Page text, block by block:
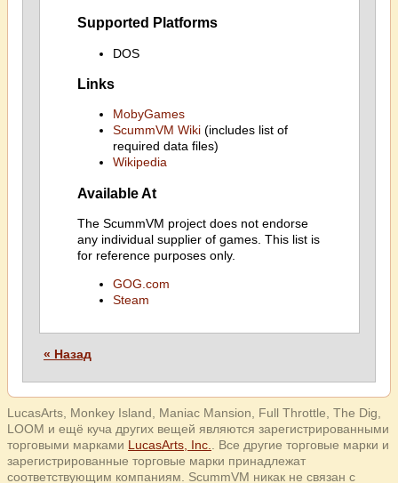
Supported Platforms
DOS
Links
MobyGames
ScummVM Wiki(includes list of
required data files)
Wikipedia
Available At
The ScummVM project does not endorse
any individual supplier of games. This list is
for reference purposes only.
GOG.com
Steam
« Назад
LucasArts, Monkey Island, Maniac Mansion, Full Throttle, The Dig,
LOOM и ещё куча других вещей являются зарегистрированными
торговыми марками LucasArts, Inc.
. Все другие торговые марки и
зарегистрированные торговые марки принадлежат
соответствующим компаниям. ScummVM никак не связан с